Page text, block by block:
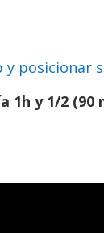
1h y 1/2 (90